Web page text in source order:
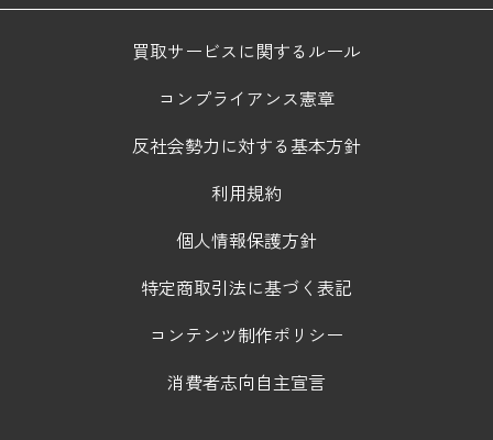
買取サービスに関するルール
コンプライアンス憲章
反社会勢力に対する基本方針
利用規約
個人情報保護方針
特定商取引法に基づく表記
コンテンツ制作ポリシー
消費者志向自主宣言